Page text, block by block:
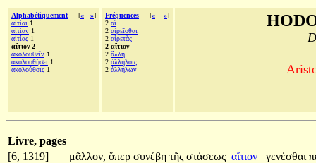
Alphabétiquement [« »]
αἰτίαι 1
αἰτίαν 1
αἰτίας 1
αἴτιον 2
ἀκολουθεῖν 1
ἀκολουθήσει 1
ἀκολούθοις 1
Fréquences [« »]
2 αἳ
2 αἱρεῖσθαι
2 αἱρετὰς
2 αἴτιον
2 ἄλλη
2 ἀλλήλοις
2 ἀλλήλων
Livre, pages
[6, 1319]
μᾶλλον, ὅπερ συνέβη τῆς στάσεως αἴτιον γενέσθαι